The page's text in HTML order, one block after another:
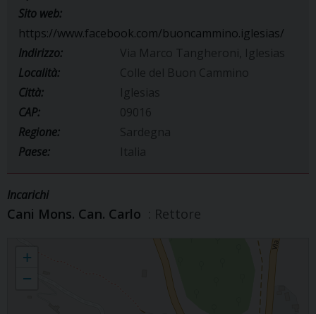
Sito web:
https://www.facebook.com/buoncammino.iglesias/
Indirizzo:
Via Marco Tangheroni, Iglesias
Località:
Colle del Buon Cammino
Città:
Iglesias
CAP:
09016
Regione:
Sardegna
Paese:
Italia
Incarichi
Cani Mons. Can. Carlo : Rettore
Santuario Beata Vergine del Buon Cammino
+
−